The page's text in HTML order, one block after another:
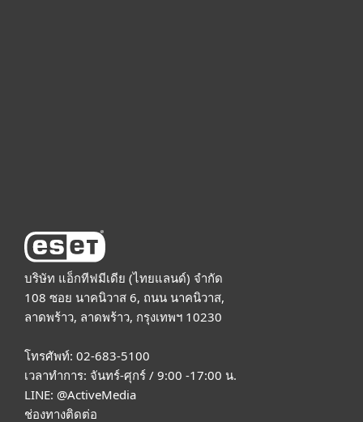
บริษัท แอ็กทีฟมีเดีย (ไทยแลนด์) จำกัด
108 ซอย นาคนิวาส 6, ถนน นาคนิวาส,
ลาดพร้าว, ลาดพร้าว, กรุงเทพฯ 10230
โทรศัพท์: 02-683-5100
เวลาทำการ: จันทร์-ศุกร์ / 9:00 -17:00 น.
LINE: @ActiveMedia
ช่องทางติดต่อ